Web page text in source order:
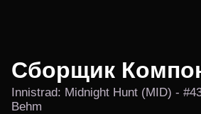
Сборщик
Innistrad: Midnight Hunt (MID) -
Behm